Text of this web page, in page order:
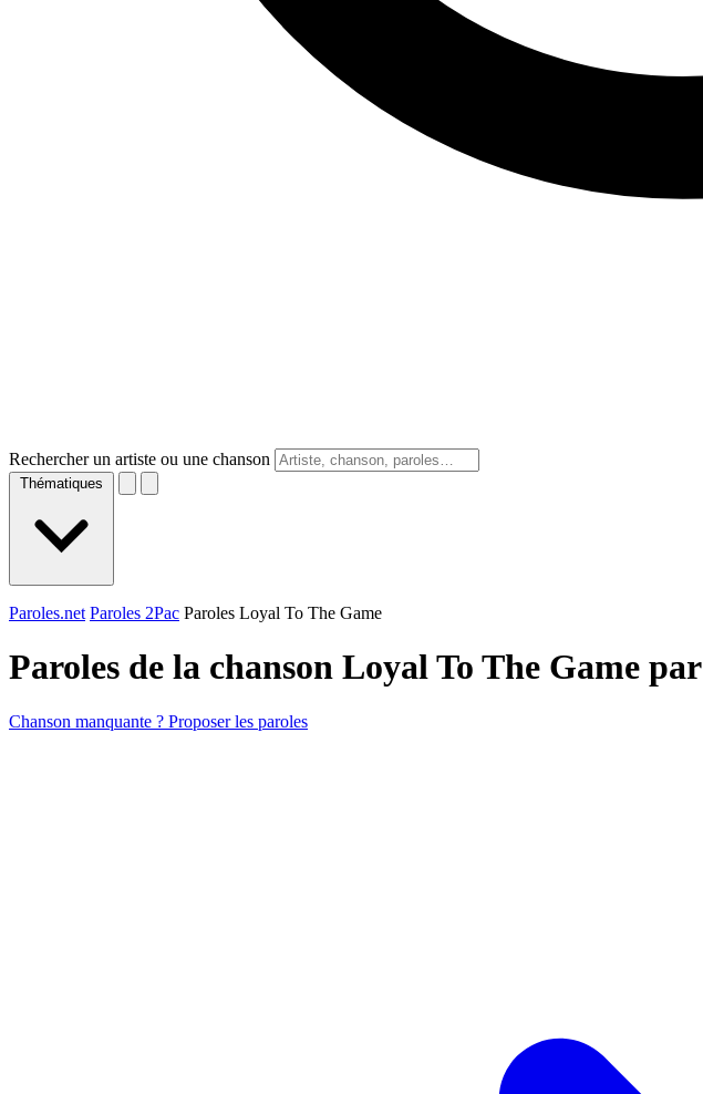
Rechercher un artiste ou une chanson
Thématiques
Paroles.net Paroles 2Pac Paroles Loyal To The Game
Paroles de la chanson Loyal To The Game par
Chanson manquante ? Proposer les paroles